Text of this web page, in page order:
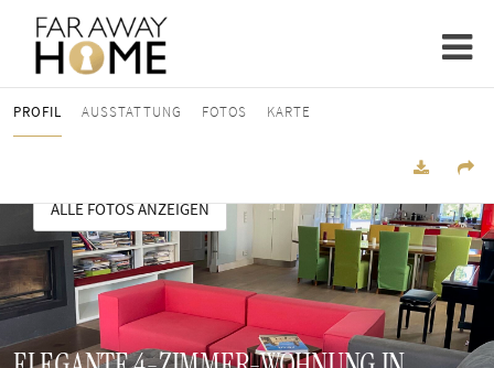
PROFIL AUSSTATTUNG FOTOS KARTE
ALLE FOTOS ANZEIGEN